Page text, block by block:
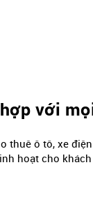
với
thuê ô tô, xe
hoạt cho